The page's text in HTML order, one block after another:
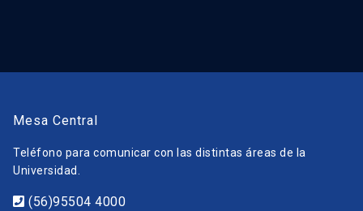
Mesa Central
Teléfono para comunicar con las distintas áreas de la
Universidad.
(56)95504 4000